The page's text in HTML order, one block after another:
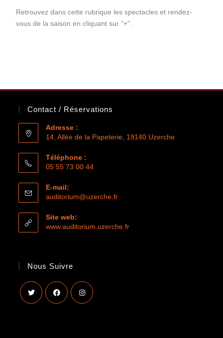
Retrouvez dans cette rubrique les spectacles et rendez-
vous de la saison en cliquant sur “+”.
Contact / Réservations
Adresse :
14, Allée de la Papeterie, 19140 Uzerche
Téléphone :
05 55 73 00 44
E-mail:
auditorium@uzerche.fr
Site web:
www.auditorium.uzerche.fr
Nous Suivre